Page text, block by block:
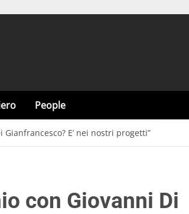
People
E’ nei nostri progetti”
con Giovanni Di